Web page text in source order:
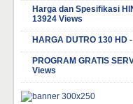
Harga dan Spesifikasi
13924 Views
HARGA DUTRO 130 HD
PROGRAM GRATIS
Views